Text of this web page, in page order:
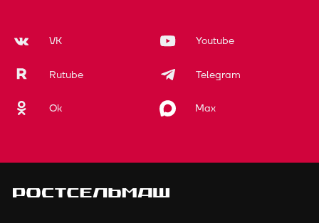
VK Youtube
Rutube Telegram
Ok Max